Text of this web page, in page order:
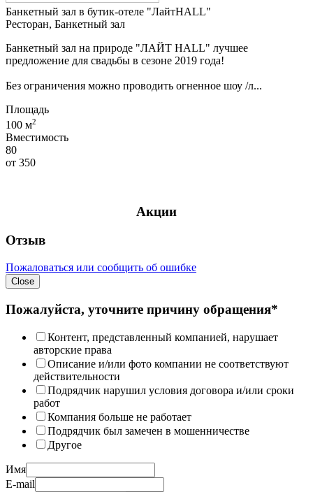
Банкетный зал в бутик-отеле "ЛайтHALL"
Ресторан, Банкетный зал
Банкетный зал на природе "ЛАЙТ HALL" лучшее
предложение для свадьбы в сезоне 2019 года!
Без ограничения можно проводить огненное шоу /л...
Площадь
100 м2
Вместимость
80
от 350
Акции
Отзыв
Пожаловаться или сообщить об ошибке
Close
Пожалуйста, уточните причину обращения*
Контент, представленный компанией, нарушает
авторские права
Описание и/или фото компании не соответствуют
действительности
Подрядчик нарушил условия договора и/или сроки
работ
Компания больше не работает
Подрядчик был замечен в мошенничестве
Другое
Имя
E-mail